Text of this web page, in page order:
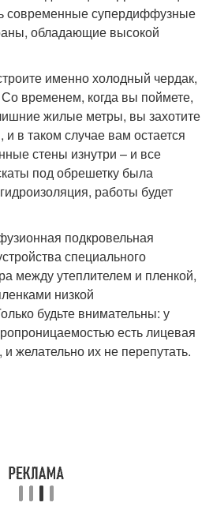
современные супердиффузные
обладающие высокой
именно холодный чердак,
временем, когда вы поймете,
жилые метры, вы захотите
в таком случае вам остается
стены изнутри – и все
под обрешетку была
работы будет
подкровельная
специального
между утеплителем и пленкой,
низкой
будьте внимательны: у
есть лицевая
желательно их не перепутать.